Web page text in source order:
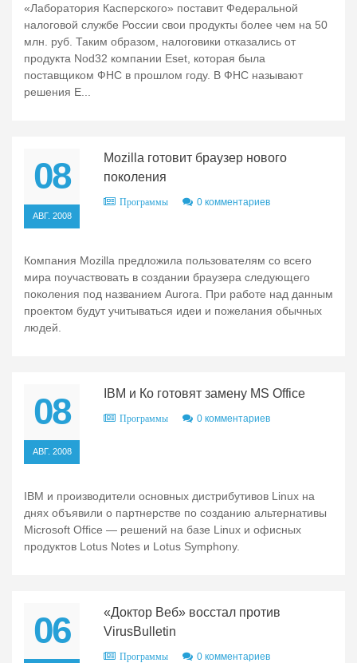
«Лаборатория Касперского» поставит Федеральной
налоговой службе России свои продукты более чем на 50
млн. руб. Таким образом, налоговики отказались от
продукта Nod32 компании Eset, которая была
поставщиком ФНС в прошлом году. В ФНС называют
решения E...
08
АВГ. 2008
Mozilla готовит браузер нового
поколения
Программы 0 комментариев
Компания Mozilla предложила пользователям со всего
мира поучаствовать в создании браузера следующего
поколения под названием Aurora. При работе над данным
проектом будут учитываться идеи и пожелания обычных
людей.
08
АВГ. 2008
IBM и Ко готовят замену MS Office
Программы 0 комментариев
IBM и производители основных дистрибутивов Linux на
днях объявили о партнерстве по созданию альтернативы
Microsoft Office — решений на базе Linux и офисных
продуктов Lotus Notes и Lotus Symphony.
06
«Доктор Веб» восстал против
VirusBulletin
Программы 0 комментариев